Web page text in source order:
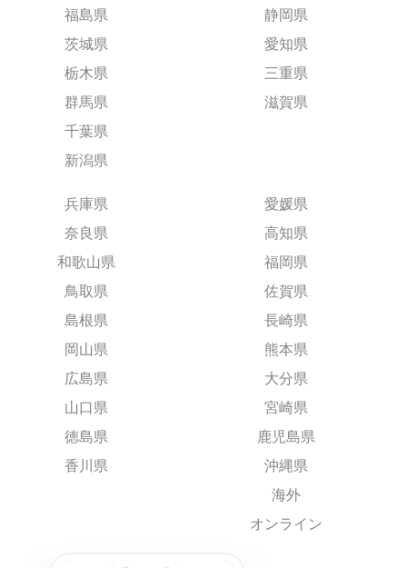
福島県
茨城県
栃木県
群馬県
千葉県
新潟県
静岡県
愛知県
三重県
滋賀県
兵庫県
奈良県
和歌山県
鳥取県
島根県
岡山県
広島県
山口県
徳島県
香川県
愛媛県
高知県
福岡県
佐賀県
長崎県
熊本県
大分県
宮崎県
鹿児島県
沖縄県
海外
オンライン